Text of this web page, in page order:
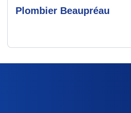
Plombier Beaupréau